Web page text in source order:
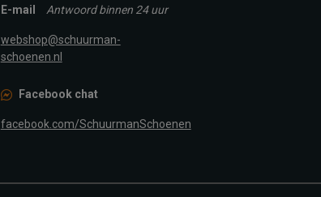
E-mail Antwoord binnen 24 uur
webshop@schuurman-
schoenen.nl
Facebook chat
facebook.com/SchuurmanSchoenen